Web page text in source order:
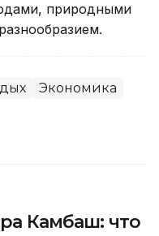
природными
Экономика
Камбаш: что